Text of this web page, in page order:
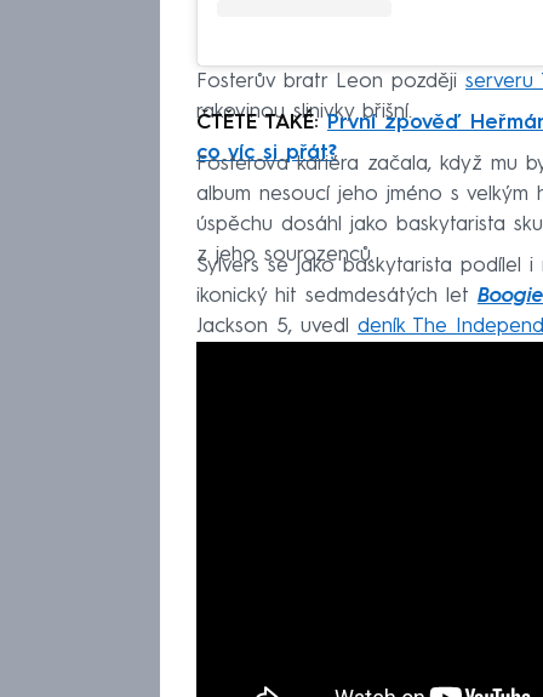
Fosterův bratr Leon později serveru
rakovinou slinivky břišní.
ČTĚTE TAKÉ: První zpověď
co víc si přát?
Fosterova kariéra začala, když mu
album nesoucí jeho jméno s velkým
úspěchu dosáhl jako baskytarista
z jeho sourozenců.
Sylvers se jako baskytarista podílel i
ikonický hit sedmdesátých let
Jackson 5, uvedl deník The